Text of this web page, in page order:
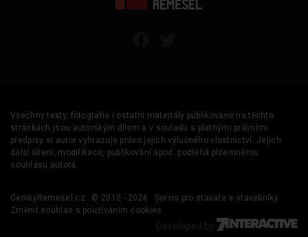
Všechny texty, fotografie i ostatní materiály publikované na těchto
stránkách jsou autorským dílem a v souladu s platnými právními
předpisy si autor vyhrazuje právo jejich výlučného vlastnictví. Jejich
další šíření, modifikace, publikování apod. podléhá písemnému
souhlasu autora.
CenikyRemesel.cz © 2012 - 2026
Servis pro stavaře a stavebníky
Změnit souhlas s používáním cookies
Developed by